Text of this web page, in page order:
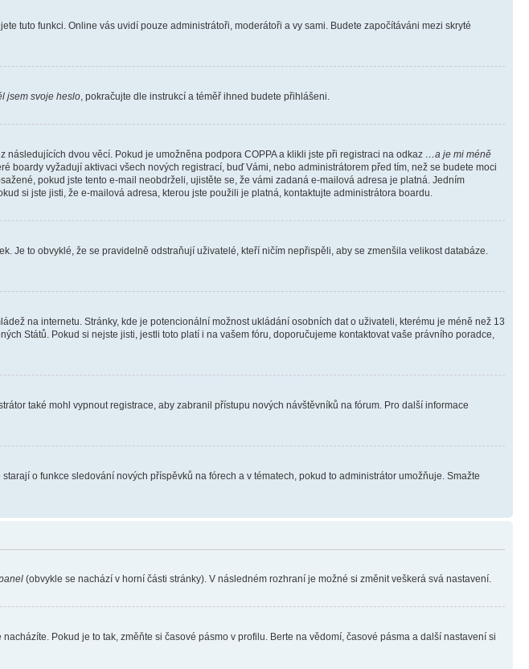
tuto funkci. Online vás uvidí pouze administrátoři, moderátoři a vy sami. Budete započítáváni mezi skryté
jsem svoje heslo , pokračujte dle instrukcí a téměř ihned budete přihlášeni.
dvou věcí. Pokud je umožněna podpora COPPA a klikli jste při registraci na odkaz …a je mi méně
boardy vyžadují aktivaci všech nových registrací, buď Vámi, nebo administrátorem před tím, než se budete moci
pokud jste tento e-mail neobdrželi, ujistěte se, že vámi zadaná e-mailová adresa je platná. Jedním
si jste jisti, že e-mailová adresa, kterou jste použili je platná, kontaktujte administrátora boardu.
Je to obvyklé, že se pravidelně odstraňují uživatelé, kteří ničím nepřispěli, aby se zmenšila velikost databáze.
na internetu. Stránky, kde je potencionální možnost ukládání osobních dat o uživateli, kterému je méně než 13
Států. Pokud si nejste jisti, jestli toto platí i na vašem fóru, doporučujeme kontaktovat vaše právního poradce,
také mohl vypnout registrace, aby zabranil přístupu nových návštěvníků na fórum. Pro další informace
o funkce sledování nových příspěvků na fórech a v tématech, pokud to administrátor umožňuje. Smažte
(obvykle se nachází v horní části stránky). V následném rozhraní je možné si změnit veškerá svá nastavení.
Pokud je to tak, změňte si časové pásmo v profilu. Berte na vědomí, časové pásma a další nastavení si